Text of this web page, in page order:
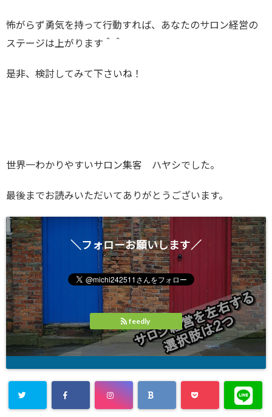
怖がらず勇気を持って行動すれば、あなたのサロン経営の
ステージは上がります＾＾
是非、検討してみて下さいね！
世界一わかりやすいサロン集客 ハヤシでした。
最後までお読みいただいてありがとうございます。
＼フォローお願いします／
feedly